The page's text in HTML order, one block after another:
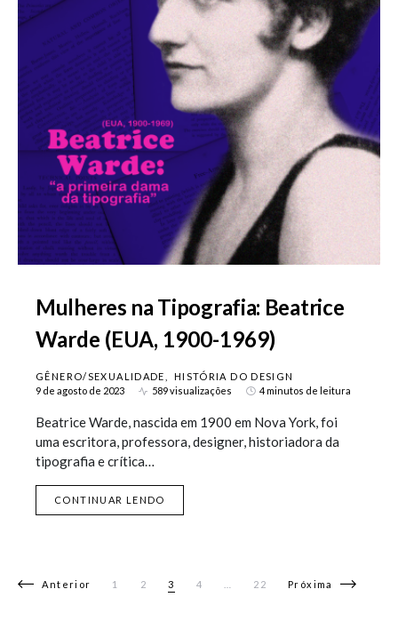
Mulheres na Tipografia: Beatrice
Warde (EUA, 1900-1969)
GÊNERO/SEXUALIDADE
HISTÓRIA DO DESIGN
9 de agosto de 2023
589 visualizações 4 minutos de leitura
Beatrice Warde, nascida em 1900 em Nova York, foi
uma escritora, professora, designer, historiadora da
tipografia e crítica…
CONTINUAR LENDO
Navegação por posts
Anterior 1 2 3 4 22 Próxima